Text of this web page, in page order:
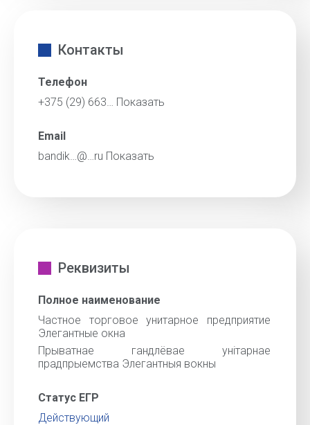
Контакты
Телефон
+375 (29) 663… Показать
Email
bandik…@…ru Показать
Реквизиты
Полное наименование
Частное торговое унитарное предприятие
Элегантные окна
Прыватнае гандлёвае унiтарнае
прадпрыемства Элегантныя вокны
Статус ЕГР
Действующий